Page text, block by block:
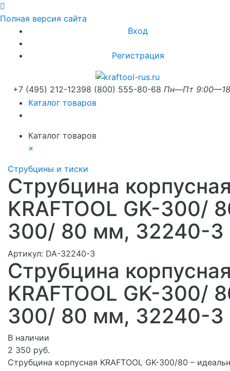
Полная версия сайта
Вход
Регистрация
+7 (495) 212-12398 (800) 555-80-68 Пн—Пт
Каталог товаров
Каталог товаров
×
Струбцины и тиски
Струбцина
KRAFTOOL GK-300/
300/ 80 мм, 32240-3
Артикул: DA-32240-3
Струбцина
KRAFTOOL GK-300/
300/ 80 мм, 32240-3
В наличии
2 350 руб.
Струбцина корпусная KRAFTOOL GK-300/80 –